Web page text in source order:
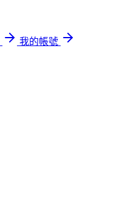
我的帳號